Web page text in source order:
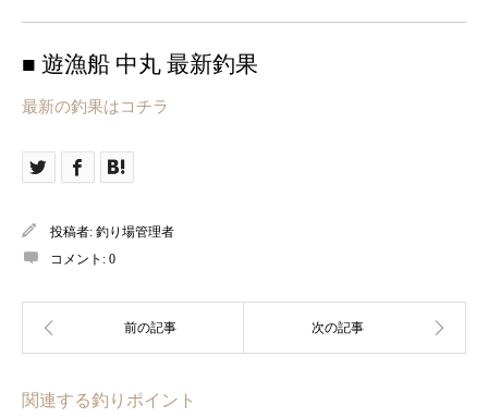
■ 遊漁船 中丸 最新釣果
最新の釣果はコチラ
投稿者: 釣り場管理者
コメント: 0
関連する釣りポイント